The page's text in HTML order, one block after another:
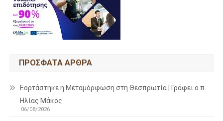
ΠΡΌΣΦΑΤΑ ΆΡΘΡΑ
Εορτάστηκε η Μεταμόρφωση στη Θεσπρωτία | Γράφει ο π.
Ηλίας Μάκος
06/08/2026